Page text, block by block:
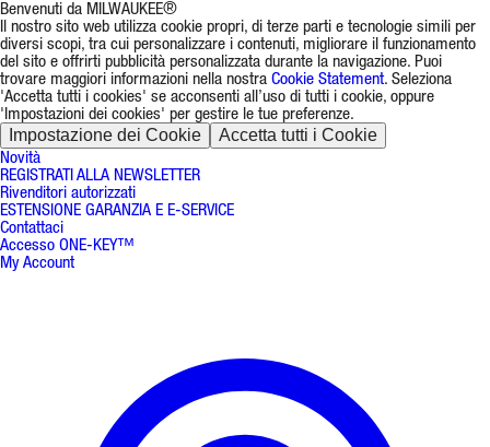
Benvenuti da MILWAUKEE®
Il nostro sito web utilizza cookie propri, di terze parti e tecnologie simili per
diversi scopi, tra cui personalizzare i contenuti, migliorare il funzionamento
del sito e offrirti pubblicità personalizzata durante la navigazione. Puoi
trovare maggiori informazioni nella nostra Cookie Statement. Seleziona
'Accetta tutti i cookies' se acconsenti all’uso di tutti i cookie, oppure
'Impostazioni dei cookies' per gestire le tue preferenze.
Impostazione dei Cookie Accetta tutti i Cookie
Novità
REGISTRATI ALLA NEWSLETTER
Rivenditori autorizzati
ESTENSIONE GARANZIA E E-SERVICE
Contattaci
Accesso ONE-KEY™
My Account